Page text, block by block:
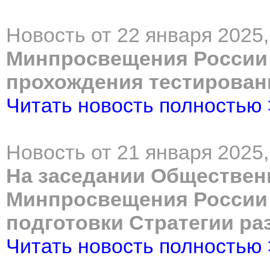
Новость от 22 января
Минпросвещения России
прохождения
Читать новость полностью
Новость от 21 января
На заседании
Минпросвещения
подготовки Стратегии
Читать новость полностью